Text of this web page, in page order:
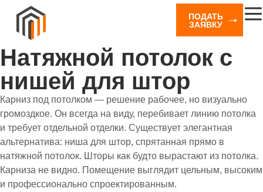
ПОДАТЬ
ЗАЯВКУ
Натяжной потолок с
нишей для штор
Карниз под потолком — решение рабочее, но визуально
громоздкое. Он всегда на виду, перебивает линию потолка
и требует отдельной отделки. Существует элегантная
альтернатива: ниша для штор, спрятанная прямо в
натяжной потолок. Шторы как будто вырастают из потолка.
Карниза не видно. Помещение выглядит цельным, высоким
и профессионально спроектированным.